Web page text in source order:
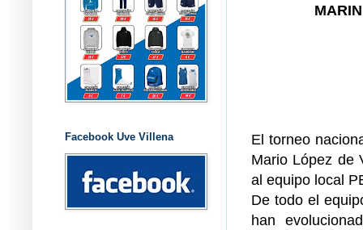
El torneo
Mario López de
al equipo local
De todo el
han
Facebook Uve Villena